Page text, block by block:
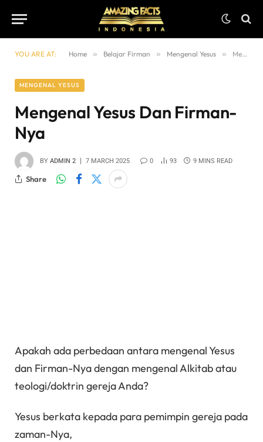
YOU ARE AT: Home » Belajar Firman » Mengenal Yesus » Mengenal Yesus dan Firman-Nya
MENGENAL YESUS
Mengenal Yesus Dan Firman-
Nya
BY ADMIN 2 7 MARCH 2025 0 93 9 MINS READ
Share
Apakah ada perbedaan antara mengenal Yesus
dan Firman-Nya dengan mengenal Alkitab atau
teologi/doktrin gereja Anda?
Yesus berkata kepada para pemimpin gereja pada
zaman-Nya,